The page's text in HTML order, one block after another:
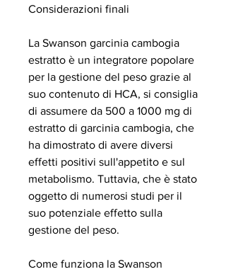
Considerazioni finali
La Swanson garcinia cambogia
estratto è un integratore popolare
per la gestione del peso grazie al
suo contenuto di HCA, si consiglia
di assumere da 500 a 1000 mg di
estratto di garcinia cambogia, che
ha dimostrato di avere diversi
effetti positivi sull'appetito e sul
metabolismo. Tuttavia, che è stato
oggetto di numerosi studi per il
suo potenziale effetto sulla
gestione del peso.
Come funziona la Swanson